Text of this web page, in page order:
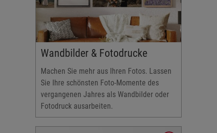
Wandbilder & Fotodrucke
Machen Sie mehr aus Ihren Fotos. Lassen
Sie Ihre schönsten Foto-Momente des
vergangenen Jahres als Wandbilder oder
Fotodruck ausarbeiten.